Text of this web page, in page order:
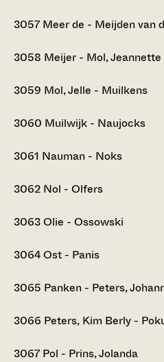
3057 Meer de - Meijden van
3058 Meijer - Mol, Jeannette
3059 Mol, Jelle - Muilkens
3060 Muilwijk - Naujocks
3061 Nauman - Noks
3062 Nol - Olfers
3063Olie - Ossowski
3064Ost - Panis
3065 Panken - Peters,
3066 Peters, Kim Berly -
3067 Pol - Prins, Jolanda